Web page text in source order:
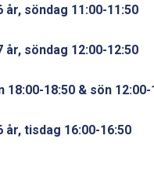
år, söndag 11:00-11:50
år, söndag 12:00-12:50
18:00-18:50 & sön 12:00-
år, tisdag 16:00-16:50